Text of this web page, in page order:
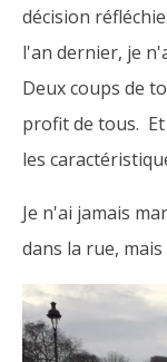
décision
l'an dernier, je
Deux coups de
profit de tous.
les
Je n'ai jamais
dans la rue,